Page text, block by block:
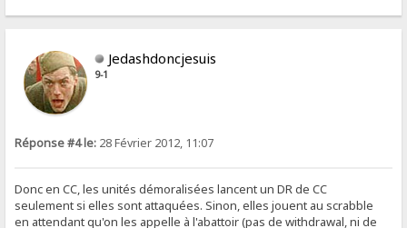
Jedashdoncjesuis
9-1
Réponse #4 le: 28 Février 2012, 11:07
Donc en CC, les unités démoralisées lancent un DR de CC
seulement si elles sont attaquées. Sinon, elles jouent au scrabble
en attendant qu'on les appelle à l'abattoir (pas de withdrawal, ni de